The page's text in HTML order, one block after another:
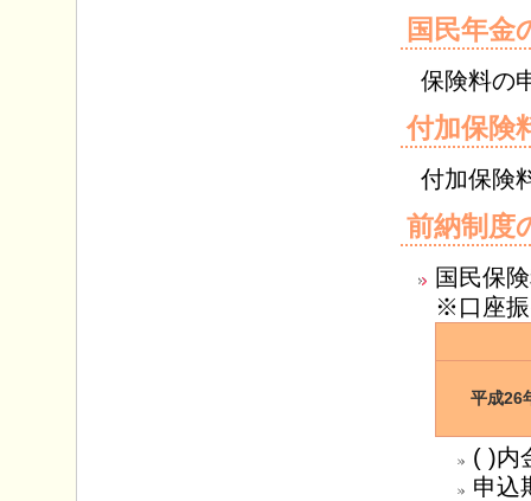
国民年金
保険料の
付加保険
付加保険
前納制度
国民保
※口座振
平成26
( )内
申込